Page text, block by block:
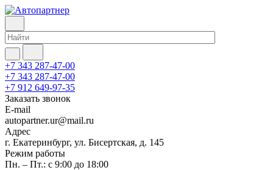
+7 343 287-47-00
+7 343 287-47-00
+7 912 649-97-35
Заказать звонок
E-mail
autopartner.ur@mail.ru
Адрес
г. Екатеринбург, ул. Бисертская, д. 145
Режим работы
Пн. – Пт.: с 9:00 до 18:00